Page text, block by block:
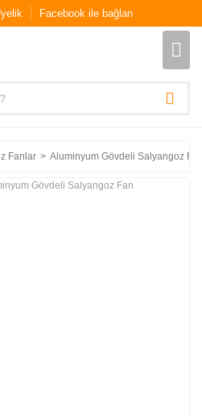
Facebook ile bağlan
Fanlar Aluminyum Gövdeli Salyangoz